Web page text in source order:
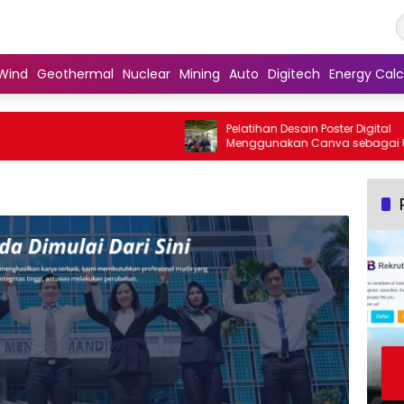
Geothermal Nuclear Mining Auto Digitech Energy
Pelatihan Desain Poster Digital
Menggunakan Canva sebagai Upaya
Penguatan Komunikasi Visual pada